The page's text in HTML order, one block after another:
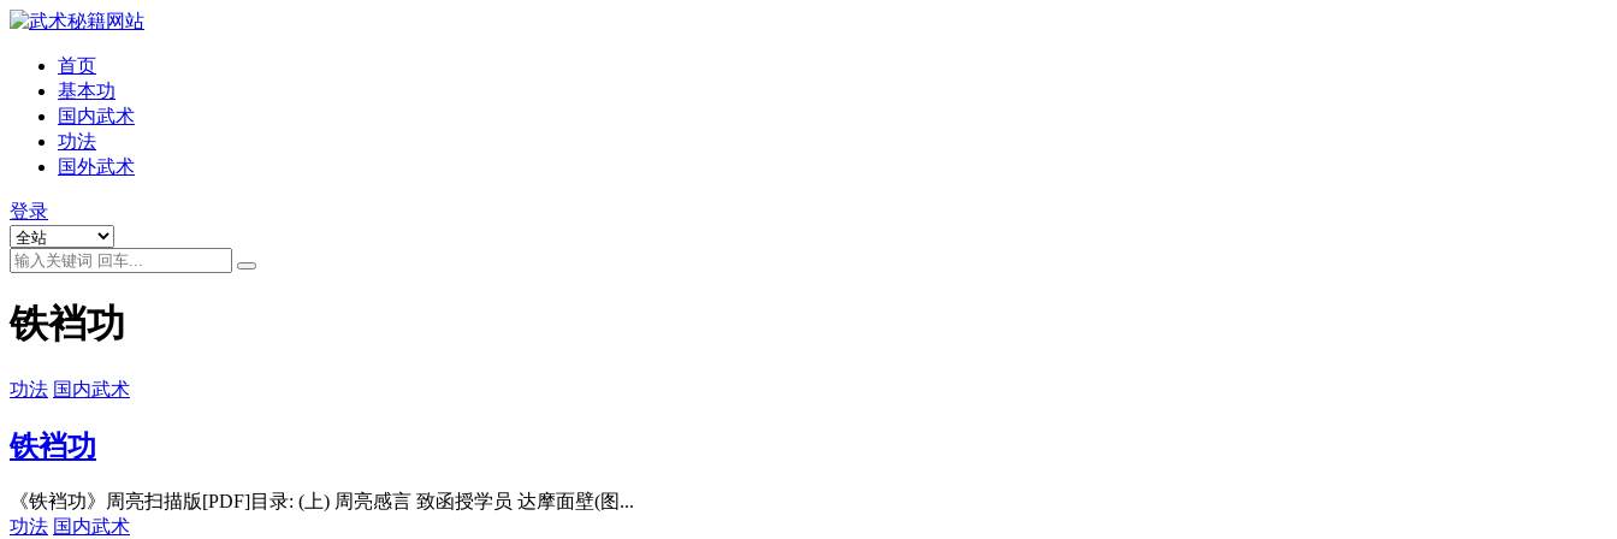
首页
基本功
国内武术
功法
国外武术
登录
铁裆功
功法 国内武术
铁裆功
《铁裆功》周亮扫描版[PDF]目录: (上) 周亮感言 致函授学员 达摩面壁(图...
功法 国内武术